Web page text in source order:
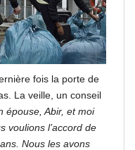
fois la porte de
La veille, un conseil
épouse, Abir, et moi
voulions l’accord de
Nous les avons